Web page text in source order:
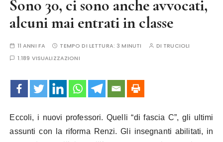
Sono 30, ci sono anche avvocati,
alcuni mai entrati in classe
11 ANNI FA TEMPO DI LETTURA: 3 MINUTI DI TRUCIOLI
1.189 VISUALIZZAZIONI
Eccoli, i nuovi professori. Quelli “di fascia C”, gli ultimi
assunti con la riforma Renzi. Gli insegnanti abilitati, in